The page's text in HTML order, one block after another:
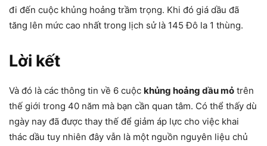
đi đến cuộc khủng hoảng trầm trọng. Khi đó giá dầu đã
tăng lên mức cao nhất trong lịch sử là 145 Đô la 1 thùng.
Lời kết
Và đó là các thông tin về 6 cuộc khủng hoảng dầu mỏ trên
thế giới trong 40 năm mà bạn cần quan tâm. Có thể thấy dù
ngày nay đã được thay thế để giảm áp lực cho việc khai
thác dầu tuy nhiên đây vẫn là một nguồn nguyên liệu chủ